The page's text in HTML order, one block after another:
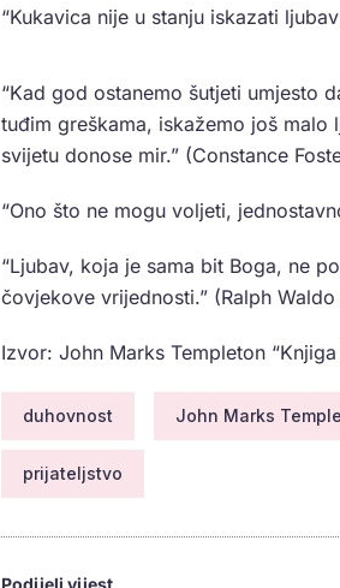
“Kukavica nije u stanju iskazati
“Kad god ostanemo šutjeti umjesto
tuđim greškama, iskažemo još
svijetu donose mir.” (Constance
“Ono što ne mogu voljeti,
“Ljubav, koja je sama bit Boga, ne
čovjekove vrijednosti.” (Ralph Waldo
Izvor: John Marks Templeton
duhovnost John Marks
prijateljstvo
Podijeli vijest